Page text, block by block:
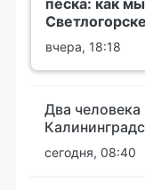
Светлогорске
вчера, 18:18
Два человека
сегодня, 08:40